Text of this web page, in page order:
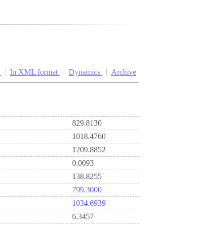
In XML format Dynamics Archive
829.8130
1018.4760
1209.8852
0.0093
138.8255
799.3000
1034.6939
6.3457